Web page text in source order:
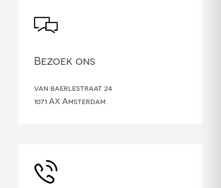
Bezoek ons
van baerlestraat 24
1071 AX Amsterdam